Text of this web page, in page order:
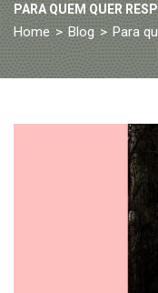
PARA QUEM QUER
Home > Blog > Para